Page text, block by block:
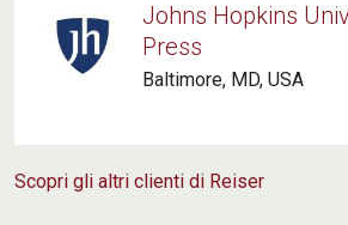
Dopo trentasette anni di
dell'altro. Ricominciamo da
Johns Hopkins
Press
Baltimore, MD, USA
Scopri gli altri clienti di Reiser